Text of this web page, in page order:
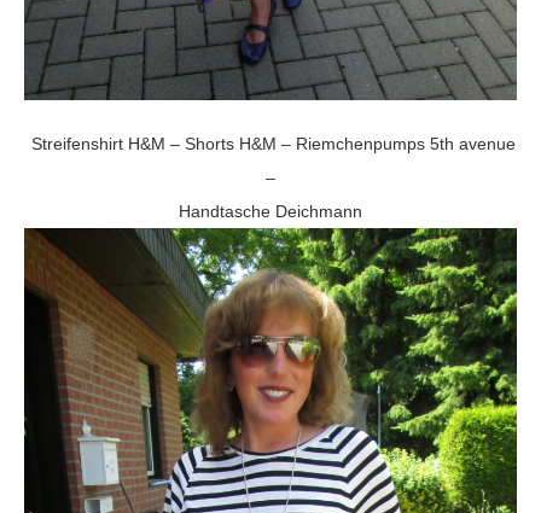
Streifenshirt H&M – Shorts H&M – Riemchenpumps 5th avenue
–
Handtasche Deichmann